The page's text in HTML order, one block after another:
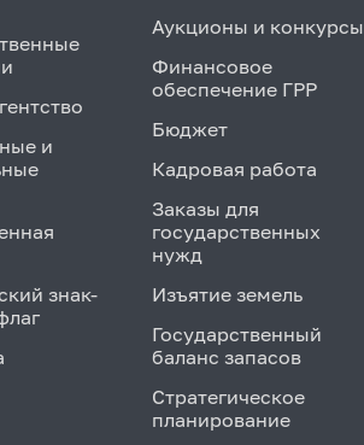
и
знак-
Аукционы и конкурсы
Финансовое
обеспечение ГРР
Бюджет
Кадровая работа
Заказы для
государственных
нужд
Изъятие земель
Государственный
баланс запасов
Стратегическое
планирование